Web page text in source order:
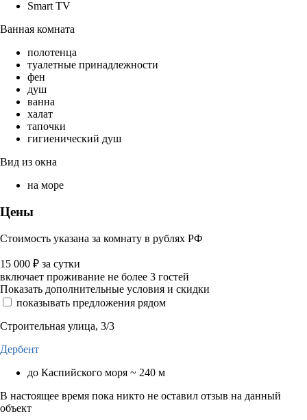
Smart TV
Ванная комната
полотенца
туалетные принадлежности
фен
душ
ванна
халат
тапочки
гигиенический душ
Вид из окна
на море
Цены
Стоимость указана за комнату в рублях РФ
15 000 ₽ за сутки
включает проживание не более 3 гостей
Показать дополнительные условия и скидки
показывать предложения рядом
Строительная улица, 3/3
Дербент
до Каспийского моря ~ 240 м
В настоящее время пока никто не оставил отзыв на данный
объект